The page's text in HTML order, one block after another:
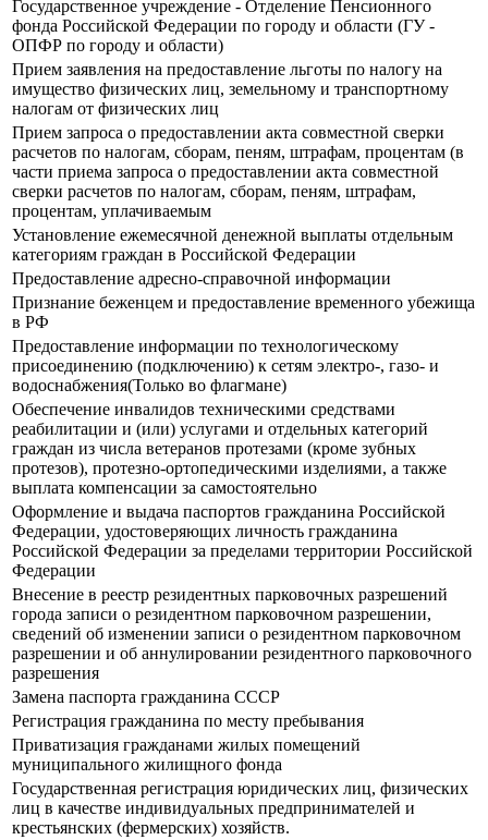
Государственное учреждение - Отделение Пенсионного
фонда Российской Федерации по городу и области (ГУ -
ОПФР по городу и области)
Прием заявления на предоставление льготы по налогу на
имущество физических лиц, земельному и транспортному
налогам от физических лиц
Прием запроса о предоставлении акта совместной сверки
расчетов по налогам, сборам, пеням, штрафам, процентам (в
части приема запроса о предоставлении акта совместной
сверки расчетов по налогам, сборам, пеням, штрафам,
процентам, уплачиваемым
Установление ежемесячной денежной выплаты отдельным
категориям граждан в Российской Федерации
Предоставление адресно-справочной информации
Признание беженцем и предоставление временного убежища
в РФ
Предоставление информации по технологическому
присоединению (подключению) к сетям электро-, газо- и
водоснабжения(Только во флагмане)
Обеспечение инвалидов техническими средствами
реабилитации и (или) услугами и отдельных категорий
граждан из числа ветеранов протезами (кроме зубных
протезов), протезно-ортопедическими изделиями, а также
выплата компенсации за самостоятельно
Оформление и выдача паспортов гражданина Российской
Федерации, удостоверяющих личность гражданина
Российской Федерации за пределами территории Российской
Федерации
Внесение в реестр резидентных парковочных разрешений
города записи о резидентном парковочном разрешении,
сведений об изменении записи о резидентном парковочном
разрешении и об аннулировании резидентного парковочного
разрешения
Замена паспорта гражданина СССР
Регистрация гражданина по месту пребывания
Приватизация гражданами жилых помещений
муниципального жилищного фонда
Государственная регистрация юридических лиц, физических
лиц в качестве индивидуальных предпринимателей и
крестьянских (фермерских) хозяйств.